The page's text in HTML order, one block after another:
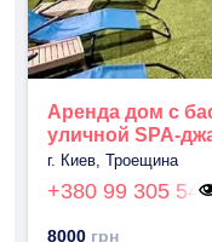
Аренда дом с
уличной SPA-
г. Киев, Троещина
+380 99 305 54
8000 грн